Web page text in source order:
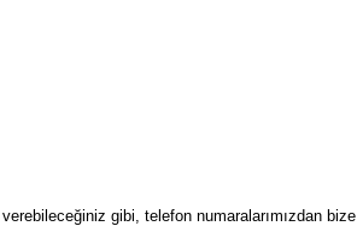
gibi, telefon numaralarımızdan